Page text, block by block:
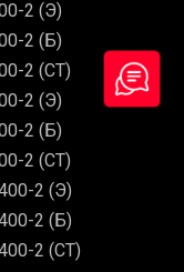
2 (Э)
2 (Б)
2 (СТ)
2 (Э)
2 (Б)
2 (СТ)
2 (Э)
2 (Б)
2 (СТ)